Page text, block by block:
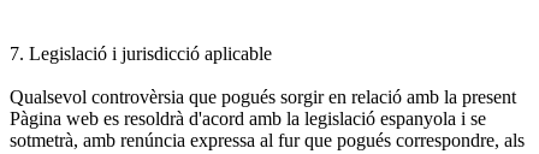
7. Legislació i jurisdicció aplicable
Qualsevol controvèrsia que pogués sorgir en relació amb la present
Pàgina web es resoldrà d'acord amb la legislació espanyola i se
sotmetrà, amb renúncia expressa al fur que pogués correspondre, als